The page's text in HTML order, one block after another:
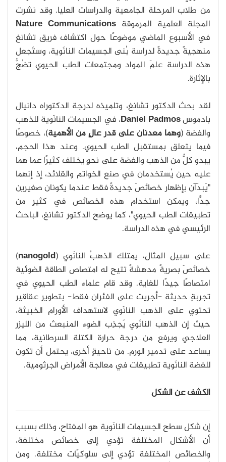
من طلاب المرحلة الجامعية والدراسات العليا. وقد نشرت
المجلة العلمية المرموقة Nature Communications
في الأسبوع الماضي موضوعًا حول اكتشاف فريق تشانغ
منهجيةً جديدةً لدراسة بُنى الجسيمات النانَوية، وستَجعل
هذه الدراسة علمَ المواد ومجتمعات الطب الحيوي تضُجُّ
بالإثارة.
لقد بحث الدكتور تشانغ، وتلميذه لدرجة الدكتوراه دانيال
بادموسDaniel Padmos
، في الجسيمات النانَوية للذهب
والفضة (وهما معدنان على قدر عالٍ من الأهمية)، خصوصًا
فيما يتعلق بمستقبل الطب الحيوي. وعند هذا الحجم،
يبدو كلٌّ من الذهب والفضة على نحوٍ يختلف كثيرًا عما هما
عليه حين يُستخدمان في صنع الخواتم والقلائد، إذ إنهما
"يَبدَآن بإظهار خصائصَ جديدةً فقط عندما يكونان صغيرين
جدًّا، ويمكن استخدام هذه الخصائص في كثيرٍ من
تطبيقات الطب الحيوي"، كما يوضح الدكتور تشانغ، الباحث
الرئيسي في هذه الدراسة.
على سبيل المثال، يمتلك الذهبُ النانَوي (nanogold
)
خصائصَ بصريةً مدهشةً تتيح له امتصاص الطاقة الضوئية
امتصاصًا جيدًا للغاية. وقد قام علماء الطب الحيوي في
تجربةٍ حديثة -أجريت على الفئران فقط- بتطوير عقاقير
تحتوي على الذهب النانَوي لاستهداف الأورام الخبيثة،
حيث إن الذهب النانَوي يَجذِب الضوء المنبعث من الليزر
العلاجي ويرفع من درجة حرارة الكتلة السرطانية، مما
يساعد على تدمير الورم. من ناحيةٍ أخرى، يحتمل أن تكون
للفضة النانَوية تطبيقات في معالجة الأمراض الجرثومية.
الكشف عن الشكل
إن شكل سطح الجسيمات النانَوية هو المفتاح، وذلك بسبب
أن الأشكال المختلفة تؤدي إلى خصائص مختلفة،
والخصائص المختلفة تؤدي إلى سلوكيّات مختلفة. ومن